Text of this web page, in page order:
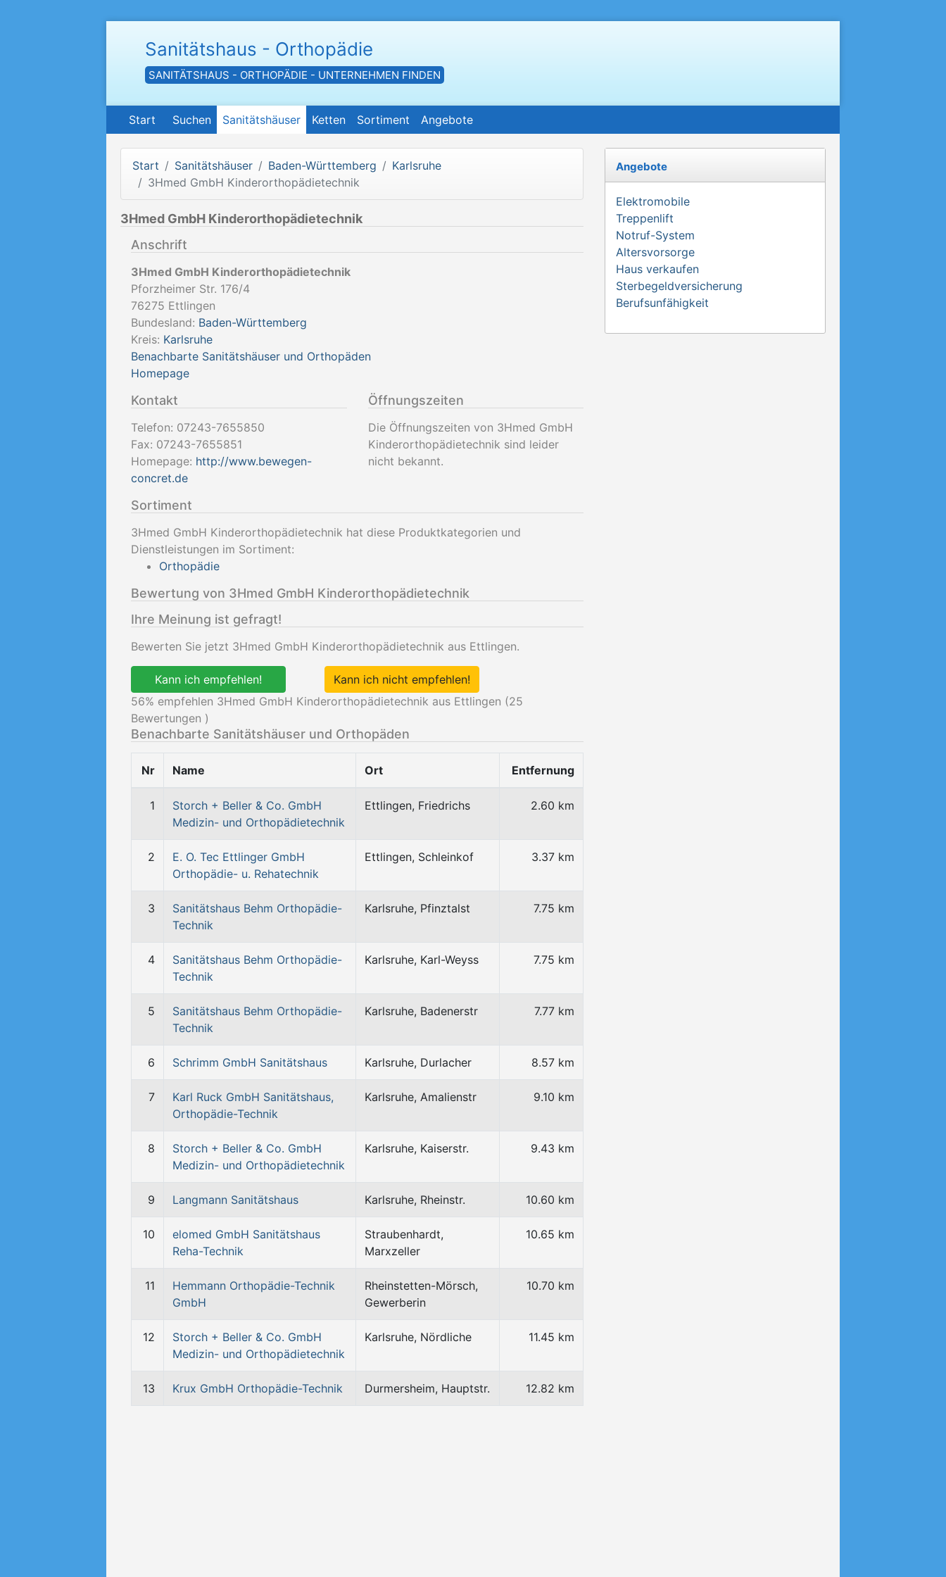
Sanitätshaus - Orthopädie
SANITÄTSHAUS - ORTHOPÄDIE - UNTERNEHMEN FINDEN
Start Suchen Sanitätshäuser Ketten Sortiment Angebote
Start Sanitätshäuser Baden-Württemberg
Karlsruhe
3Hmed GmbH Kinderorthopädietechnik
3Hmed GmbH Kinderorthopädietechnik
Anschrift
3Hmed GmbH Kinderorthopädietechnik
Pforzheimer Str. 176/4
76275 Ettlingen
Bundesland: Baden-Württemberg
Kreis: Karlsruhe
Benachbarte Sanitätshäuser und Orthopäden
Homepage
Kontakt
Telefon: 07243-7655850
Fax: 07243-7655851
Homepage: http://www.bewegen-
concret.de
Öffnungszeiten
Die Öffnungszeiten von 3Hmed GmbH
Kinderorthopädietechnik sind leider
nicht bekannt.
Sortiment
3Hmed GmbH Kinderorthopädietechnik hat diese Produktkategorien und
Dienstleistungen im Sortiment:
Orthopädie
Bewertung von 3Hmed GmbH Kinderorthopädietechnik
Ihre Meinung ist gefragt!
Bewerten Sie jetzt 3Hmed GmbH Kinderorthopädietechnik aus Ettlingen.
Kann ich empfehlen!
Kann ich nicht empfehlen!
56% empfehlen 3Hmed GmbH Kinderorthopädietechnik aus Ettlingen (25
Bewertungen )
Benachbarte Sanitätshäuser und Orthopäden
Nr Name Ort Entfernung
1
Storch + Beller & Co. GmbH
Medizin- und Orthopädietechnik
Ettlingen, Friedrichs 2.60 km
2
E. O. Tec Ettlinger GmbH
Orthopädie- u. Rehatechnik
Ettlingen, Schleinkof 3.37 km
3
Sanitätshaus Behm Orthopädie-
Technik
Karlsruhe, Pfinztalst 7.75 km
4
Sanitätshaus Behm Orthopädie-
Technik
Karlsruhe, Karl-Weyss 7.75 km
5
Sanitätshaus Behm Orthopädie-
Technik
Karlsruhe, Badenerstr 7.77 km
6 Schrimm GmbH Sanitätshaus Karlsruhe, Durlacher 8.57 km
7
Karl Ruck GmbH Sanitätshaus,
Orthopädie-Technik
Karlsruhe, Amalienstr 9.10 km
8
Storch + Beller & Co. GmbH
Medizin- und Orthopädietechnik
Karlsruhe, Kaiserstr. 9.43 km
9 Langmann Sanitätshaus Karlsruhe, Rheinstr. 10.60 km
10
elomed GmbH Sanitätshaus
Reha-Technik
Straubenhardt,
Marxzeller
10.65 km
11
Hemmann Orthopädie-Technik
GmbH
Rheinstetten-Mörsch,
Gewerberin
10.70 km
12
Storch + Beller & Co. GmbH
Medizin- und Orthopädietechnik
Karlsruhe, Nördliche 11.45 km
13 Krux GmbH Orthopädie-Technik Durmersheim, Hauptstr. 12.82 km
Angebote
Elektromobile
Treppenlift
Notruf-System
Altersvorsorge
Haus verkaufen
Sterbegeldversicherung
Berufsunfähigkeit